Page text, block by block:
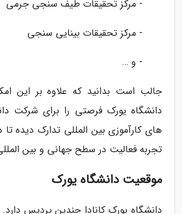
- مرکز تحقیقات طیف سنجی جرمی
- مرکز تحقیقات بینایی سنجی
- و …
جالب است بدانید که علاوه بر این
دانشگاه یورک فرصتی را برای شرکت
های کارآموزی بین المللی تدارک دیده تا
تجربه فعالیت در سطح جهانی و بین
موقعیت دانشگاه یورک
دانشگاه یورک کانادا چندین پردیس